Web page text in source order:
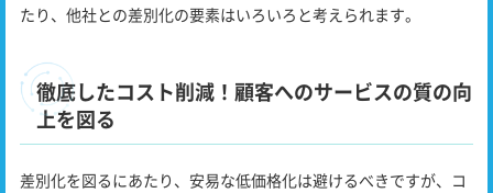
たり、他社との差別化の要素はいろいろと考えられます。
徹底したコスト削減！顧客へのサービスの質の向
上を図る
差別化を図るにあたり、安易な低価格化は避けるべきですが、コ